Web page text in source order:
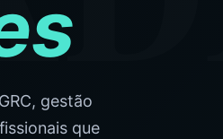
gestão
que